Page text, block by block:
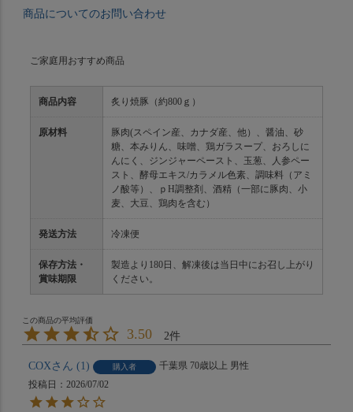
商品についてのお問い合わせ
ご家庭用おすすめ商品
商品内容 炙り焼豚（約800ｇ）
原材料
豚肉(スペイン産、カナダ産、他）、醤油、砂
糖、本みりん、味噌、鶏ガラスープ、おろしに
んにく、ジンジャーペースト、玉葱、人参ペー
スト、酵母エキス/カラメル色素、調味料（アミ
ノ酸等）、ｐH調整剤、酒精（一部に豚肉、小
麦、大豆、鶏肉を含む）
発送方法 冷凍便
保存方法・
賞味期限
製造より180日、解凍後は当日中にお召し上がり
ください。
3.50 2
COX 1 購入者 千葉県 70歳以上 男性
投稿日
2026/07/02